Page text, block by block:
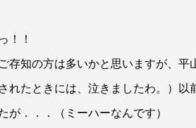
！！
存知の方は多いかと思いますが、
たときには、泣きましたわ。）以
が．．．（ミーハーなんです）